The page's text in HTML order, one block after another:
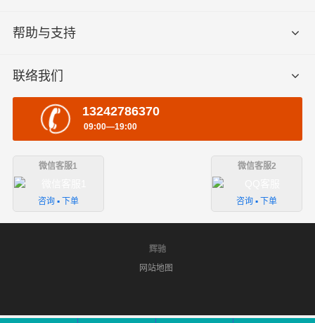
帮助与支持
联络我们
13242786370
09:00—19:00
微信客服1
咨询 ▪ 下单
微信客服2
咨询 ▪ 下单
辉驰
网站地图